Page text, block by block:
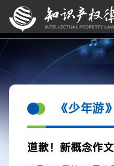
《少年游》
道歉！新概念作